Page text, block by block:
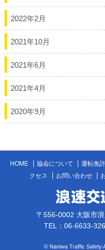
2022年2月
2021年10月
2021年6月
2021年4月
2020年9月
HOME 協会について 運転免
クセス
お問い合わせ
〒556-0002 大阪市
TEL：06-6633-
© Naniwa Traffic Safety